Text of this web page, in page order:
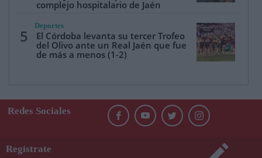
complejo hospitalario de Jaén
5
Deportes
El Córdoba levanta su tercer Trofeo
del Olivo ante un Real Jaén que fue
de más a menos (1-2)
Redes Sociales
Regístrate